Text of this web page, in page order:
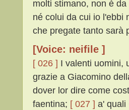
molti stimano, non è
né colui da cui io l'ebbi
che pregate tanto sarà
[Voice: neifile ]
[ 026 ] I valenti uomini,
grazie a Giacomino
dover lor dire come
faentina; [ 027 ] a' quali